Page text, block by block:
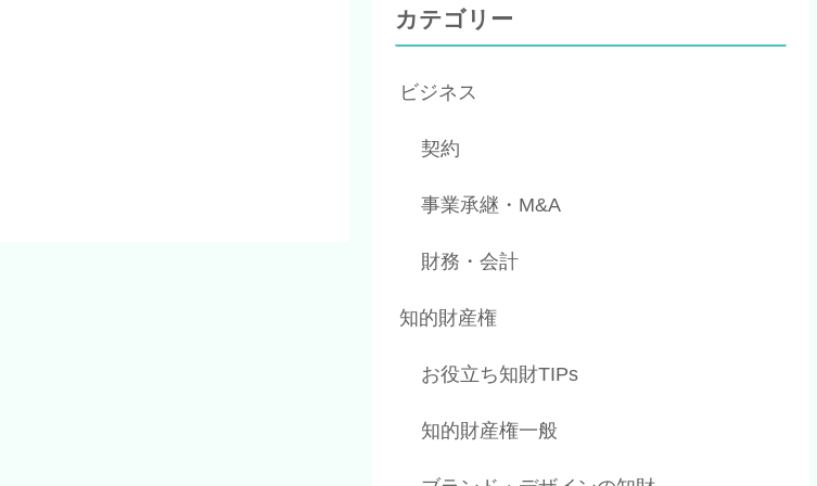
カテゴリー
ビジネス
契約
事業承継・M&A
財務・会計
知的財産権
お役立ち知財TIPs
知的財産権一般